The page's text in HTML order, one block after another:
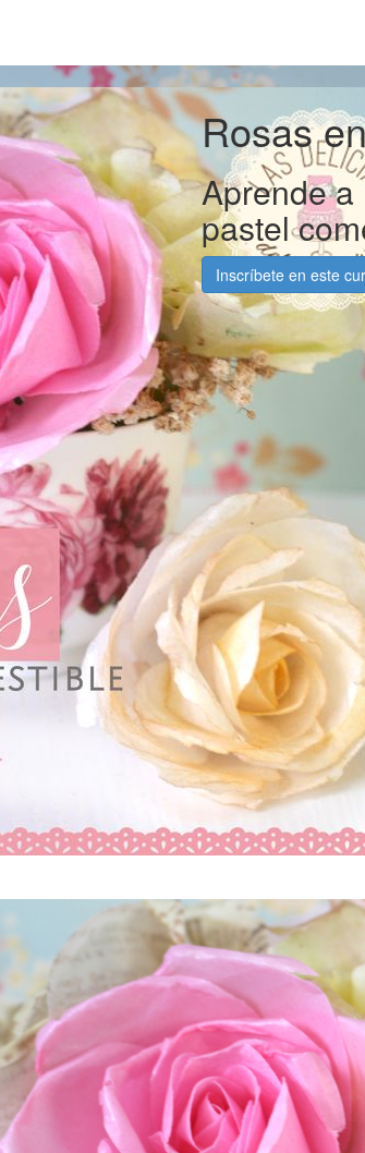
Rosas
Aprende
pastel
Inscríbete en este